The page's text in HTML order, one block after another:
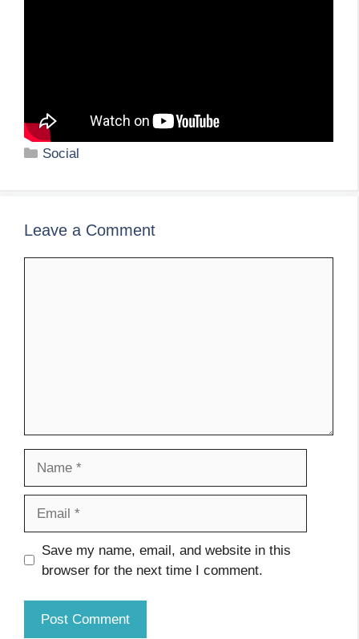
Categories
Social
Leave a Comment
Website
Save my name, email, and website in this
browser for the next time I comment.